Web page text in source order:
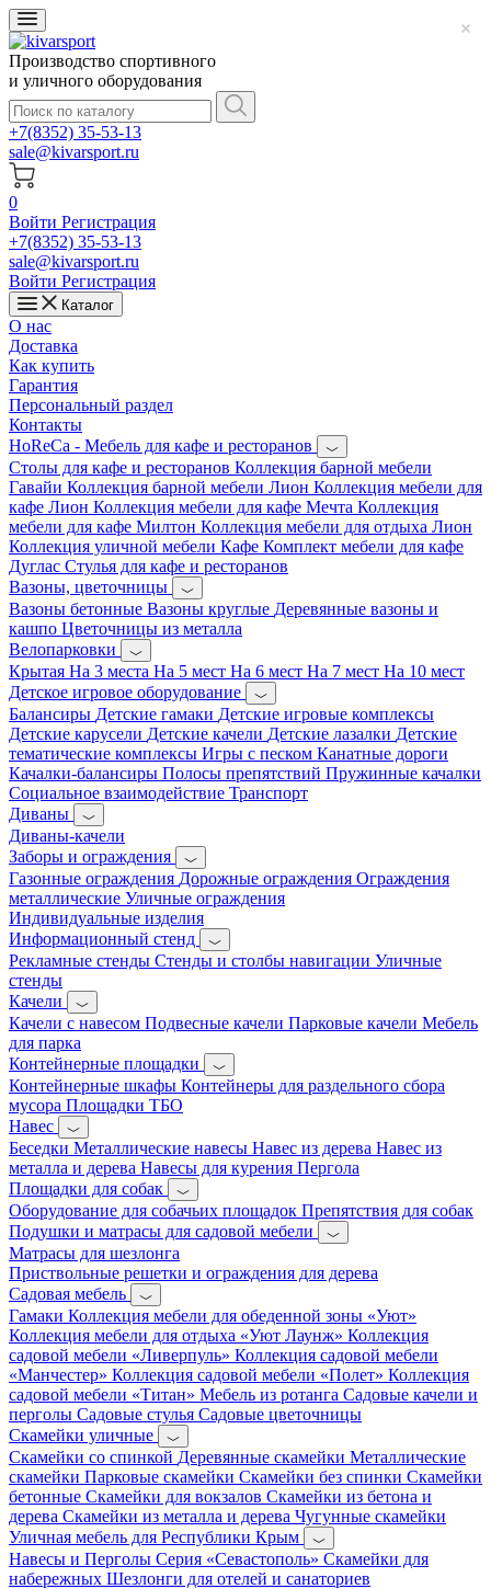
Производство спортивного
и уличного оборудования
+7(8352) 35-53-13
sale@kivarsport.ru
0
Войти Регистрация
+7(8352) 35-53-13
sale@kivarsport.ru
Войти Регистрация
Каталог
О нас
Доставка
Как купить
Гарантия
Персональный раздел
Контакты
HoReCa - Мебель для кафе и ресторанов
Cтолы для кафе и ресторанов Коллекция барной мебели
Гавайи Коллекция барной мебели Лион Коллекция мебели для
кафе Лион Коллекция мебели для кафе Мечта Коллекция
мебели для кафе Милтон Коллекция мебели для отдыха Лион
Коллекция уличной мебели Кафе Комплект мебели для кафе
Дуглас Стулья для кафе и ресторанов
Вазоны, цветочницы
Вазоны бетонные Вазоны круглые Деревянные вазоны и
кашпо Цветочницы из металла
Велопарковки
Крытая На 3 места На 5 мест На 6 мест На 7 мест На 10 мест
Детское игровое оборудование
Балансиры Детские гамаки Детские игровые комплексы
Детские карусели Детские качели Детские лазалки Детские
тематические комплексы Игры с песком Канатные дороги
Качалки-балансиры Полосы препятствий Пружинные качалки
Социальное взаимодействие Транспорт
Диваны
Диваны-качели
Заборы и ограждения
Газонные ограждения Дорожные ограждения Ограждения
металлические Уличные ограждения
Индивидуальные изделия
Информационный стенд
Рекламные стенды Стенды и столбы навигации Уличные
стенды
Качели
Качели с навесом Подвесные качели Парковые качели Мебель
для парка
Контейнерные площадки
Контейнерные шкафы Контейнеры для раздельного сбора
мусора Площадки ТБО
Навес
Беседки Металлические навесы Навес из дерева Навес из
металла и дерева Навесы для курения Пергола
Площадки для собак
Оборудование для собачьих площадок Препятствия для собак
Подушки и матрасы для садовой мебели
Матрасы для шезлонга
Приствольные решетки и ограждения для дерева
Садовая мебель
Гамаки Коллекция мебели для обеденной зоны «Уют»
Коллекция мебели для отдыха «Уют Лаунж» Коллекция
садовой мебели «Ливерпуль» Коллекция садовой мебели
«Манчестер» Коллекция садовой мебели «Полет» Коллекция
садовой мебели «Титан» Мебель из ротанга Садовые качели и
перголы Садовые стулья Садовые цветочницы
Скамейки уличные
Скамейки со спинкой Деревянные скамейки Металлические
скамейки Парковые скамейки Скамейки без спинки Скамейки
бетонные Скамейки для вокзалов Скамейки из бетона и
дерева Скамейки из металла и дерева Чугунные скамейки
Уличная мебель для Республики Крым
Навесы и Перголы Серия «Севастополь» Скамейки для
набережных Шезлонги для отелей и санаториев